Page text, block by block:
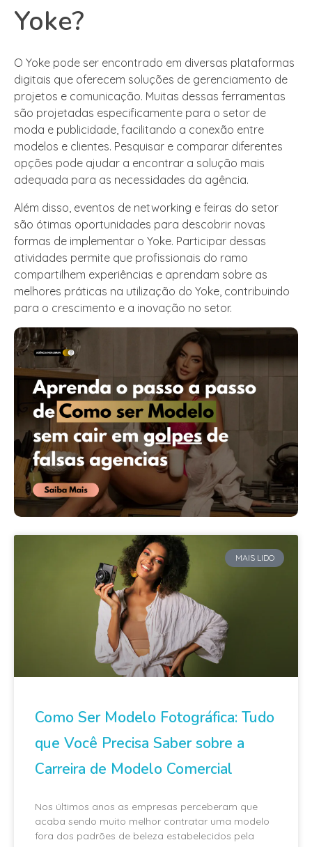
Yoke?
O Yoke pode ser encontrado em diversas plataformas
digitais que oferecem soluções de gerenciamento de
projetos e comunicação. Muitas dessas ferramentas
são projetadas especificamente para o setor de
moda e publicidade, facilitando a conexão entre
modelos e clientes. Pesquisar e comparar diferentes
opções pode ajudar a encontrar a solução mais
adequada para as necessidades da agência.
Além disso, eventos de networking e feiras do setor
são ótimas oportunidades para descobrir novas
formas de implementar o Yoke. Participar dessas
atividades permite que profissionais do ramo
compartilhem experiências e aprendam sobre as
melhores práticas na utilização do Yoke, contribuindo
para o crescimento e a inovação no setor.
MAIS LIDO
Como Ser Modelo Fotográfica: Tudo
que Você Precisa Saber sobre a
Carreira de Modelo Comercial
Nos últimos anos as empresas perceberam que
acaba sendo muito melhor contratar uma modelo
fora dos padrões de beleza estabelecidos pela